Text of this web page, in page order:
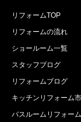
リフォームTOP
リフォームの流れ
ショールーム一覧
スタッフブログ
リフォームブログ
キッチンリフォーム
バスルームリフォー